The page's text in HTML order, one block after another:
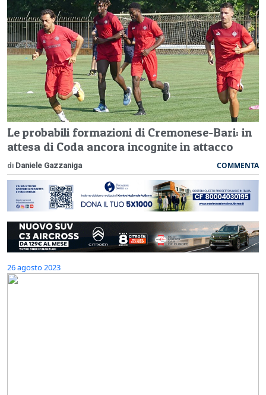
Le probabili formazioni di Cremonese-Bari: in
attesa di Coda ancora incognite in attacco
di Daniele Gazzaniga COMMENTA
26 agosto 2023